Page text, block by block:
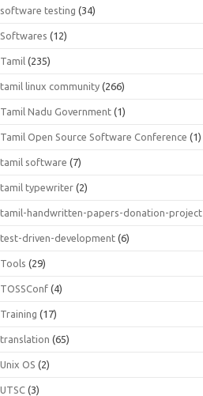
software testing (34)
Softwares (12)
Tamil (235)
tamil linux community (266)
Tamil Nadu Government (1)
Tamil Open Source Software Conference (1)
tamil software (7)
tamil typewriter (2)
tamil-handwritten-papers-donation-project
test-driven-development (6)
Tools (29)
TOSSConf (4)
Training (17)
translation (65)
Unix OS (2)
UTSC (3)